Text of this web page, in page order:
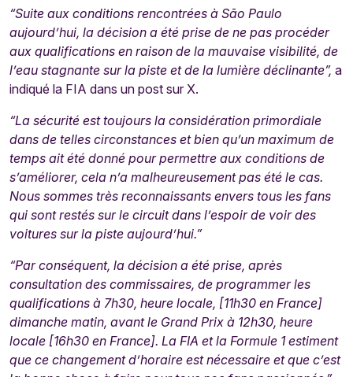
“Suite aux conditions rencontrées à São Paulo
aujourd’hui, la décision a été prise de ne pas procéder
aux qualifications en raison de la mauvaise visibilité, de
l’eau stagnante sur la piste et de la lumière déclinante”, a
indiqué la FIA dans un post sur X.
“La sécurité est toujours la considération primordiale
dans de telles circonstances et bien qu’un maximum de
temps ait été donné pour permettre aux conditions de
s’améliorer, cela n’a malheureusement pas été le cas.
Nous sommes très reconnaissants envers tous les fans
qui sont restés sur le circuit dans l’espoir de voir des
voitures sur la piste aujourd’hui.”
“Par conséquent, la décision a été prise, après
consultation des commissaires, de programmer les
qualifications à 7h30, heure locale, [11h30 en France]
dimanche matin, avant le Grand Prix à 12h30, heure
locale [16h30 en France]. La FIA et la Formule 1 estiment
que ce changement d’horaire est nécessaire et que c’est